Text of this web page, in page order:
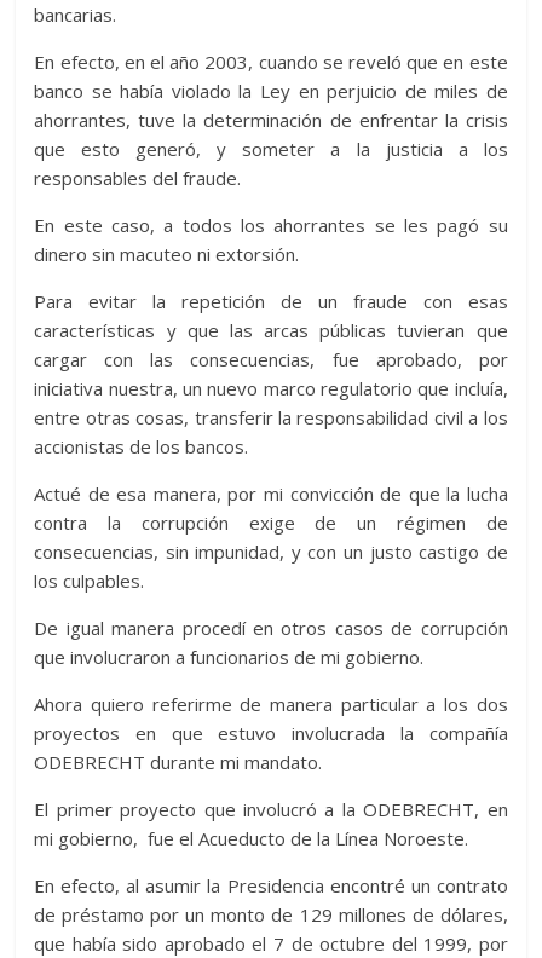
bancarias.
En efecto, en el año 2003, cuando se reveló que en este
banco se había violado la Ley en perjuicio de miles de
ahorrantes, tuve la determinación de enfrentar la crisis
que esto generó, y someter a la justicia a los
responsables del fraude.
En este caso, a todos los ahorrantes se les pagó su
dinero sin macuteo ni extorsión.
Para evitar la repetición de un fraude con esas
características y que las arcas públicas tuvieran que
cargar con las consecuencias, fue aprobado, por
iniciativa nuestra, un nuevo marco regulatorio que incluía,
entre otras cosas, transferir la responsabilidad civil a los
accionistas de los bancos.
Actué de esa manera, por mi convicción de que la lucha
contra la corrupción exige de un régimen de
consecuencias, sin impunidad, y con un justo castigo de
los culpables.
De igual manera procedí en otros casos de corrupción
que involucraron a funcionarios de mi gobierno.
Ahora quiero referirme de manera particular a los dos
proyectos en que estuvo involucrada la compañía
ODEBRECHT durante mi mandato.
El primer proyecto que involucró a la ODEBRECHT, en
mi gobierno, fue el Acueducto de la Línea Noroeste.
En efecto, al asumir la Presidencia encontré un contrato
de préstamo por un monto de 129 millones de dólares,
que había sido aprobado el 7 de octubre del 1999, por